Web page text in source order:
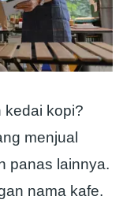
kedai kopi?
menjual
panas lainnya.
nama kafe.